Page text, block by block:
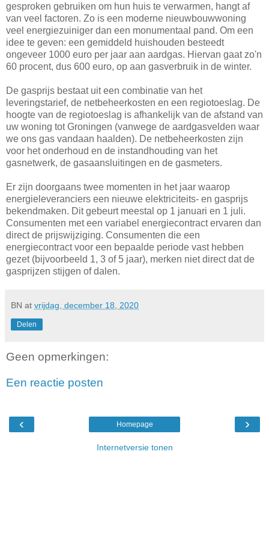
gesproken gebruiken om hun huis te verwarmen, hangt af
van veel factoren. Zo is een moderne nieuwbouwwoning
veel energiezuiniger dan een monumentaal pand. Om een
idee te geven: een gemiddeld huishouden besteedt
ongeveer 1000 euro per jaar aan aardgas. Hiervan gaat zo'n
60 procent, dus 600 euro, op aan gasverbruik in de winter.
De gasprijs bestaat uit een combinatie van het
leveringstarief, de netbeheerkosten en een regiotoeslag. De
hoogte van de regiotoeslag is afhankelijk van de afstand van
uw woning tot Groningen (vanwege de aardgasvelden waar
we ons gas vandaan haalden). De netbeheerkosten zijn
voor het onderhoud en de instandhouding van het
gasnetwerk, de gasaansluitingen en de gasmeters.
Er zijn doorgaans twee momenten in het jaar waarop
energieleveranciers een nieuwe elektriciteits- en gasprijs
bekendmaken. Dit gebeurt meestal op 1 januari en 1 juli.
Consumenten met een variabel energiecontract ervaren dan
direct de prijswijziging. Consumenten die een
energiecontract voor een bepaalde periode vast hebben
gezet (bijvoorbeeld 1, 3 of 5 jaar), merken niet direct dat de
gasprijzen stijgen of dalen.
BN at vrijdag, december 18, 2020
Delen
Geen opmerkingen:
Een reactie posten
‹ ›
Homepage
Internetversie tonen